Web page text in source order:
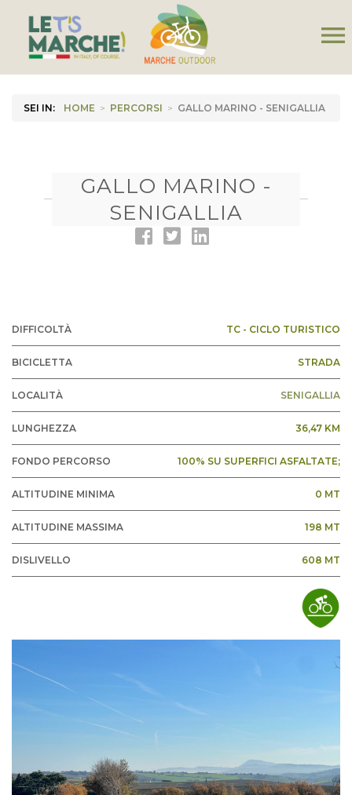
menu
SEI IN: HOME > PERCORSI > GALLO MARINO - SENIGALLIA
GALLO MARINO -
SENIGALLIA
DIFFICOLTÀ TC - CICLO TURISTICO
BICICLETTA STRADA
LOCALITÀ SENIGALLIA
LUNGHEZZA 36,47 KM
FONDO PERCORSO 100% SU SUPERFICI ASFALTATE;
ALTITUDINE MINIMA 0 MT
ALTITUDINE MASSIMA 198 MT
DISLIVELLO 608 MT